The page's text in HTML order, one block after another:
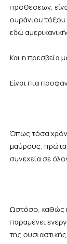
προθέσεων,
ουράνιου
εδώ
Και η πρεσβεία
Είναι πια
Όπως τόσα
μαύρους, πρώτα
συνεχεία σε
Ωστόσο, καθώς
παραμένει
της